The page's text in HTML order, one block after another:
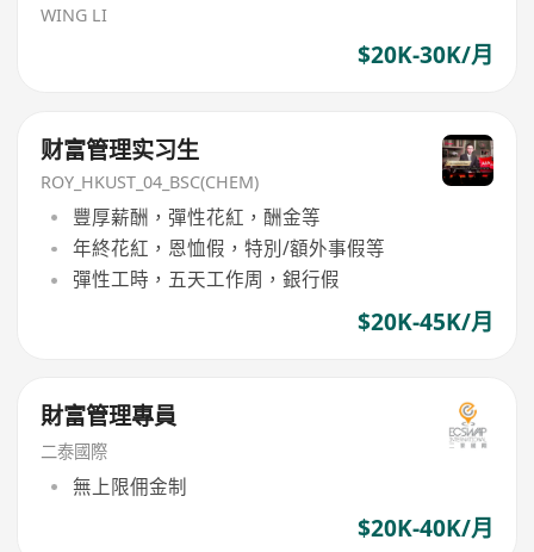
WING LI
$20K-30K/月
财富管理实习生
ROY_HKUST_04_BSC(CHEM)
豐厚薪酬，彈性花紅，酬金等
年終花紅，恩恤假，特別/額外事假等
彈性工時，五天工作周，銀行假
$20K-45K/月
財富管理專員
二泰國際
無上限佣金制
$20K-40K/月